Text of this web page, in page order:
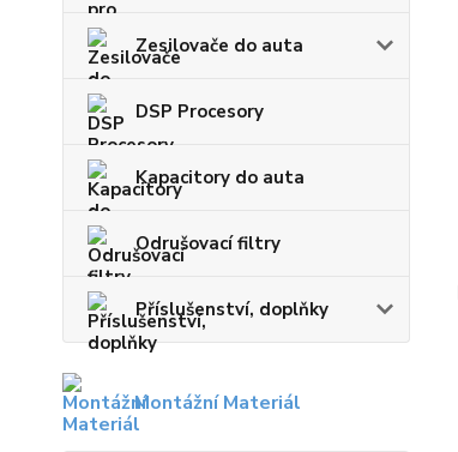
Zesilovače do auta
DSP Procesory
Kapacitory do auta
Odrušovací filtry
Příslušenství, doplňky
Montážní Materiál